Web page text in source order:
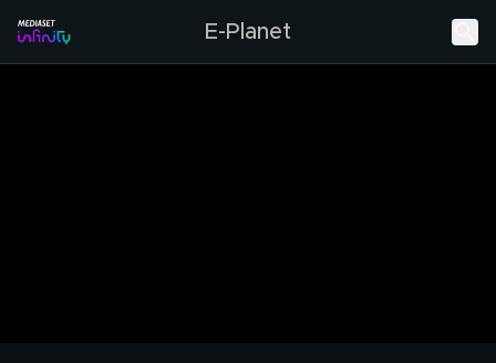
E-Planet